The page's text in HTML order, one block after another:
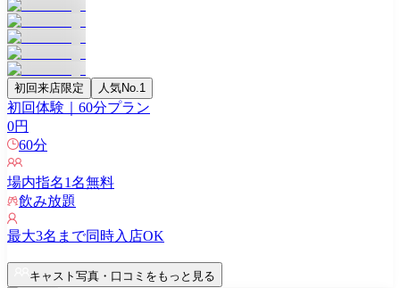
初回来店限定 人気No.1
初回体験｜60分プラン
0円
60分
場内指名1名無料
飲み放題
最大3名まで同時入店OK
キャスト写真・口コミをもっと見る